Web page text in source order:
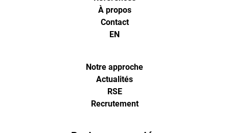
et
pour
À propos
Contact
EN
Notre approche
Actualités
RSE
Recrutement